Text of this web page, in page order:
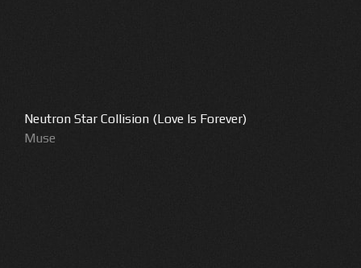
Neutron Star Collision (Love Is Forever)
Muse